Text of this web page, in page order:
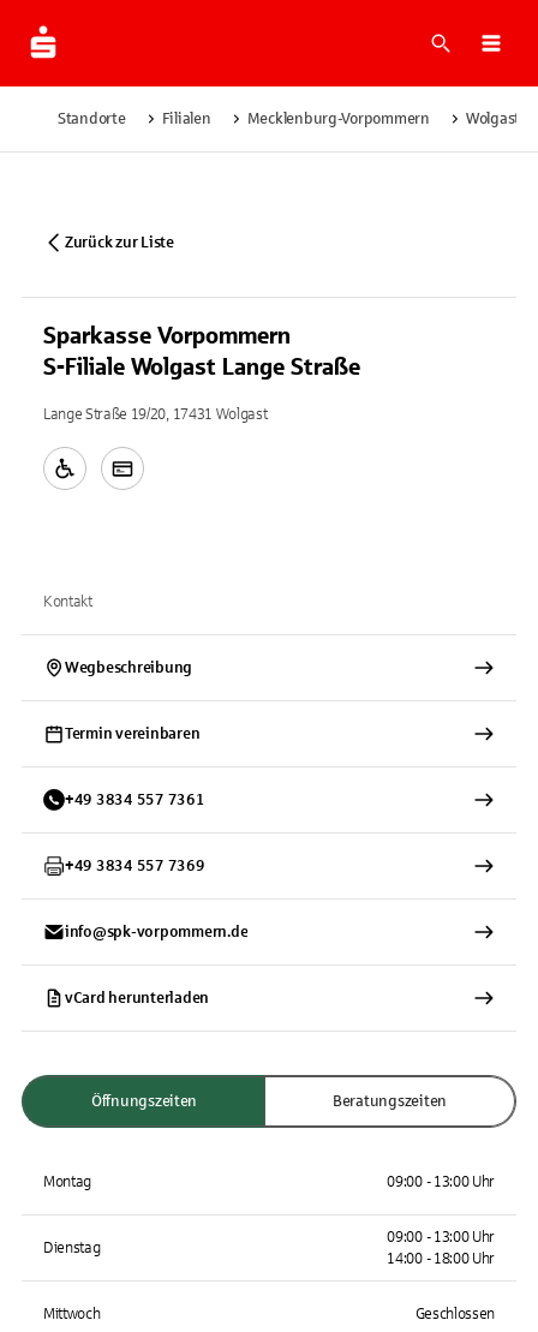
Suche
Standorte Filialen Mecklenburg-Vorpommern Wolgast
Zurück zur Liste
Sparkasse Vorpommern
S-Filiale Wolgast Lange Straße
Lange Straße 19/20, 17431 Wolgast
Kontakt
Wegbeschreibung
Termin vereinbaren
+49 3834 557 7361
+49 3834 557 7369
info@spk-vorpommern.de
vCard herunterladen
Öffnungszeiten Beratungszeiten
Montag 09:00 - 13:00 Uhr
Dienstag
09:00 - 13:00 Uhr
14:00 - 18:00 Uhr
Mittwoch Geschlossen